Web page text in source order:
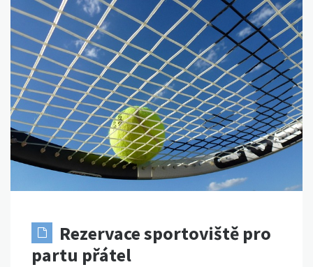
Rezervace sportoviště pro
partu přátel